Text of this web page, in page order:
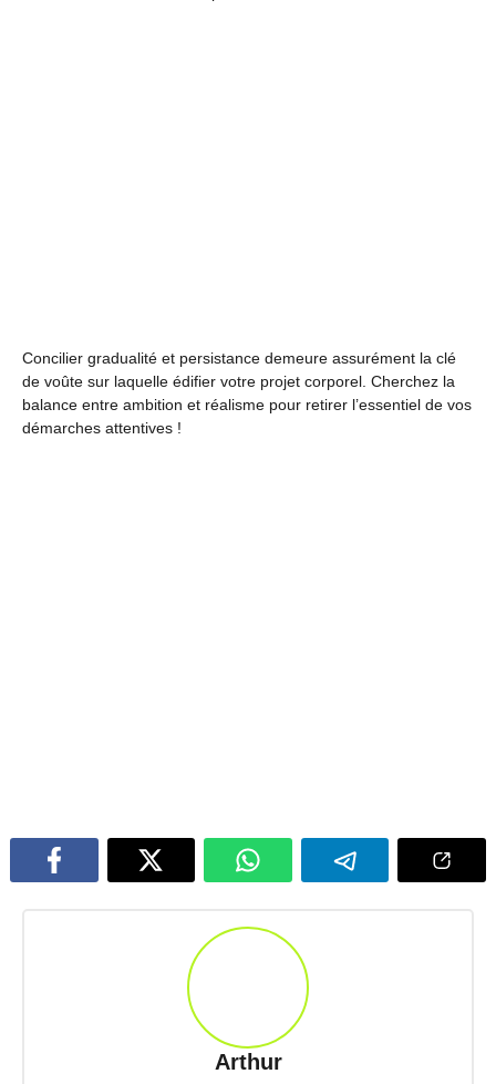
Concilier gradualité et persistance demeure assurément la clé
de voûte sur laquelle édifier votre projet corporel. Cherchez la
balance entre ambition et réalisme pour retirer l’essentiel de vos
démarches attentives !
Arthur